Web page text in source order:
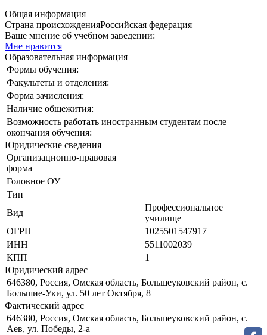
Общая информация
Страна происхожденияРоссийская федерация
Ваше мнение об учебном заведении:
Мне нравится
Образовательная информация
Формы обучения:
Факультеты и отделения:
Форма зачисления:
Наличие общежития:
Возможность работать иностранным студентам после
окончания обучения:
Юридические сведения
Организационно-правовая
форма
Головное ОУ
Тип
Вид
Профессиональное
училище
ОГРН
1025501547917
ИНН
5511002039
КПП
1
Юридический адрес
646380, Россия, Омская область, Большеуковский район, с.
Большие-Уки, ул. 50 лет Октября, 8
Фактический адрес
646380, Россия, Омская область, Большеуковский район, с.
Аев, ул. Победы, 2-а